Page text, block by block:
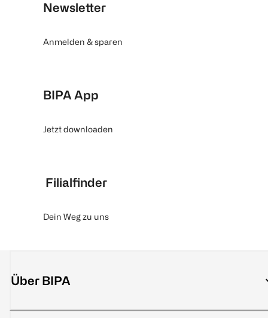
Newsletter
Anmelden & sparen
BIPA App
Jetzt downloaden
Filialfinder
Dein Weg zu uns
Über BIPA